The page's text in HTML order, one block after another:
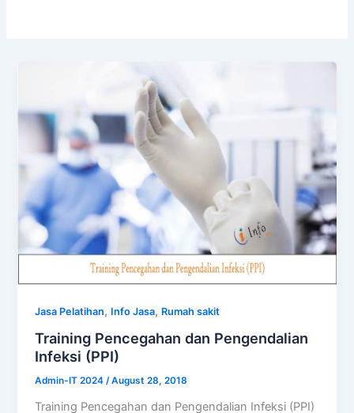
Jasa Pelatihan, Info Jasa, Rumah sakit
Training Pencegahan dan Pengendalian
Infeksi (PPI)
Admin-IT 2024/August 28, 2018
Training Pencegahan dan Pengendalian Infeksi (PPI)